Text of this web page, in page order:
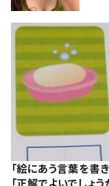
「絵にあう言葉を
「正解でよいでしょ